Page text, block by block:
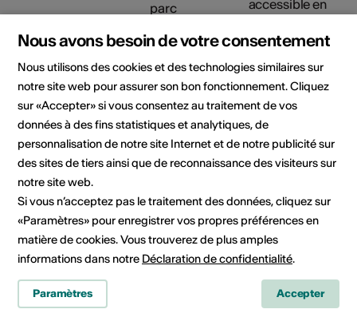
accessible en
fauteuil roulant
Détails sur l'accessibilité
architecturale
Localisation
Nous avons besoin de votre consentement
Nous utilisons des cookies et des technologies similaires sur
notre site web pour assurer son bon fonctionnement. Cliquez
sur «Accepter» si vous consentez au traitement de vos
données à des fins statistiques et analytiques, de
personnalisation de notre site Internet et de notre publicité sur
des sites de tiers ainsi que de reconnaissance des visiteurs sur
notre site web.
Si vous n’acceptez pas le traitement des données, cliquez sur
«Paramètres» pour enregistrer vos propres préférences en
matière de cookies. Vous trouverez de plus amples
informations dans notre Déclaration de confidentialité.
Paramètres Accepter